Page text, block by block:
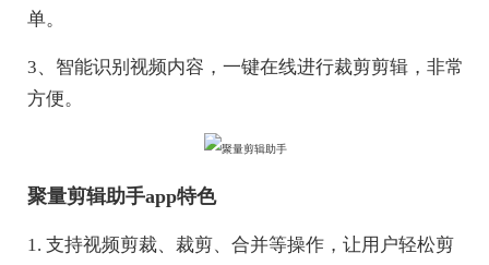
单。
3、智能识别视频内容，一键在线进行裁剪剪辑，非常
方便。
聚量剪辑助手app特色
1. 支持视频剪裁、裁剪、合并等操作，让用户轻松剪